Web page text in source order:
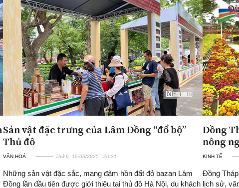
Công nghệ
Sản vật đặc trưng của Lâm Đồng “đổ bộ”
Thủ đô
VĂN HOÁ Thứ 6, 16/05/2025 | 20:31
Những sản vật đặc sắc, mang đậm hồn đất đỏ bazan Lâm
Đồng lần đầu tiên được giới thiệu tại thủ đô Hà Nội, du khách
Đồng
nông
KINH TẾ
Đồng
lịch sử,